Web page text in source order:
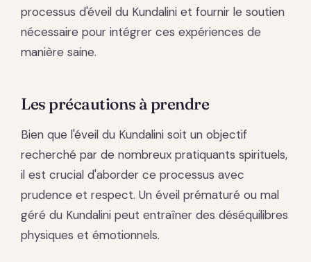
processus d'éveil du Kundalini et fournir le soutien
nécessaire pour intégrer ces expériences de
manière saine.
Les précautions à prendre
Bien que l'éveil du Kundalini soit un objectif
recherché par de nombreux pratiquants spirituels,
il est crucial d'aborder ce processus avec
prudence et respect. Un éveil prématuré ou mal
géré du Kundalini peut entraîner des déséquilibres
physiques et émotionnels.